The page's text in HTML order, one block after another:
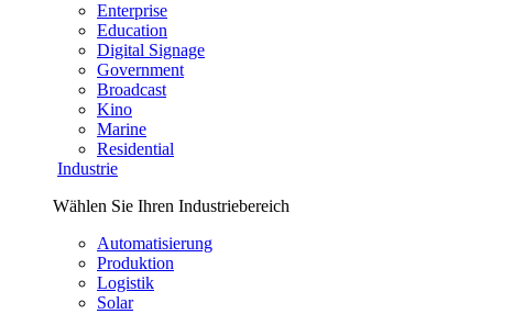
Enterprise
Education
Digital Signage
Government
Broadcast
Kino
Marine
Residential
Industrie
Wählen Sie Ihren Industriebereich
Automatisierung
Produktion
Logistik
Solar